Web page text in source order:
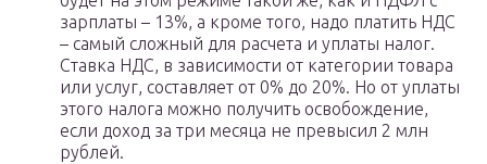
зарплаты – 13%, а кроме того, надо платить НДС
– самый сложный для расчета и уплаты налог.
Ставка НДС, в зависимости от категории товара
или услуг, составляет от 0% до 20%. Но от уплаты
этого налога можно получить освобождение,
если доход за три месяца не превысил 2 млн
рублей.